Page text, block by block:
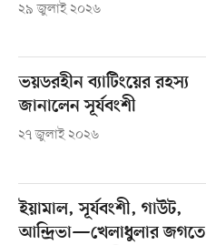
২৯ জুলাই ২০২৬
ভয়ডরহীন ব্যাটিংয়ের রহস্য
জানালেন সূর্যবংশী
২৭ জুলাই ২০২৬
ইয়ামাল, সূর্যবংশী, গাউট,
আন্দ্রিভা—খেলাধুলার জগতে